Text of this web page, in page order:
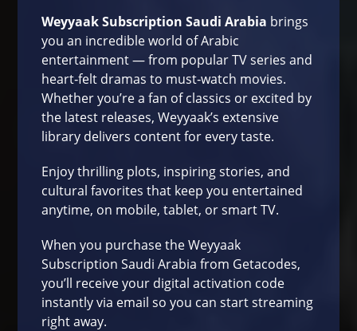
Weyyaak Subscription Saudi Arabia brings
you an incredible world of Arabic
entertainment — from popular TV series and
heart‑felt dramas to must‑watch movies.
Whether you’re a fan of classics or excited by
the latest releases, Weyyaak’s extensive
library delivers content for every taste.
Enjoy thrilling plots, inspiring stories, and
cultural favorites that keep you entertained
anytime, on mobile, tablet, or smart TV.
When you purchase the Weyyaak
Subscription Saudi Arabia from Getacodes,
you’ll receive your digital activation code
instantly via email so you can start streaming
right away.